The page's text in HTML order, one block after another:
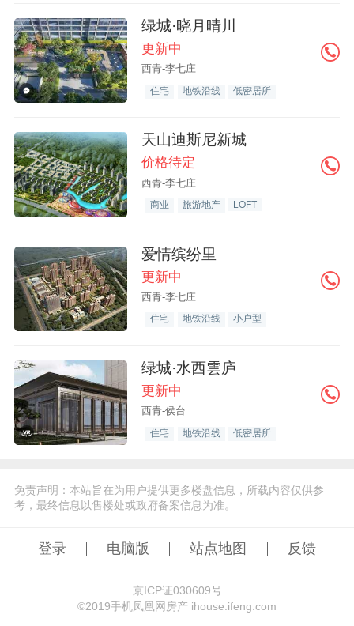
绿城·晓月晴川
更新中
西青-李七庄
住宅 地铁沿线 低密居所
天山迪斯尼新城
价格待定
西青-李七庄
商业 旅游地产 LOFT
爱情缤纷里
更新中
西青-李七庄
住宅 地铁沿线 小户型
绿城·水西雲庐
更新中
西青-侯台
住宅 地铁沿线 低密居所
免责声明：本站旨在为用户提供更多楼盘信息，所载内容仅供参
考，最终信息以售楼处或政府备案信息为准。
登录 电脑版 站点地图 反馈
京ICP证030609号
©️2019手机凤凰网房产 ihouse.ifeng.com